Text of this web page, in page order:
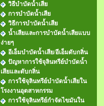
วิธีบำบัดน้ำเสีย
การบำบัดน้ำเสีย
วิธีการบำบัดน้ำเสีย
น้ำเสียและการบําบัดน้ำเสียแบบ
ง่ายๆ
อีเอ็มบำบัดน้ำเสีย/อีเอ็มดับกลิ่น
ปัญหาการใช้จุลินทรีย์บำบัดน้ำ
เสียและดับกลิ่น
การใช้จุลินทรีย์บำบัดน้ำเสียใน
โรงงานอุตสาหกรรม
การใช้จุลินทรีย์กำจัดไขมันใน